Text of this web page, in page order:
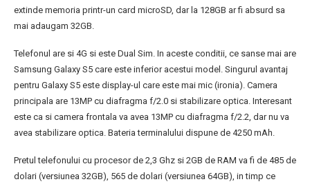
extinde memoria printr-un card microSD, dar la 128GB ar fi absurd sa
mai adaugam 32GB.
Telefonul are si 4G si este Dual Sim. In aceste conditii, ce sanse mai are
Samsung Galaxy S5 care este inferior acestui model. Singurul avantaj
pentru Galaxy S5 este display-ul care este mai mic (ironia). Camera
principala are 13MP cu diafragma f/2.0 si stabilizare optica. Interesant
este ca si camera frontala va avea 13MP cu diafragma f/2.2, dar nu va
avea stabilizare optica. Bateria terminalului dispune de 4250 mAh.
Pretul telefonului cu procesor de 2,3 Ghz si 2GB de RAM va fi de 485 de
dolari (versiunea 32GB), 565 de dolari (versiunea 64GB), in timp ce